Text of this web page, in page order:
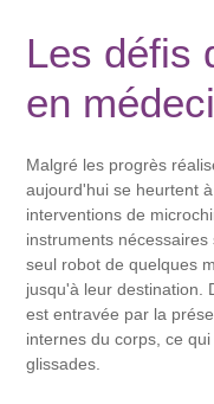
Les défis
en
Malgré les progrès
aujourd'hui se heurtent
interventions de
instruments
seul robot de quelques
jusqu'à leur destination.
est entravée par la
internes du corps, ce
glissades.